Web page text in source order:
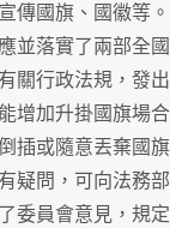
傳國旗、國徽等。
落實了兩部全國
關行政法規，發
增加升掛國旗場
或隨意丟棄國旗
疑問，可向法務
員會意見，規定